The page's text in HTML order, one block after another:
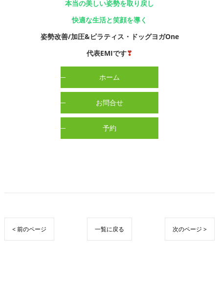
本当の美しい姿勢を取り戻し
快適な生活と笑顔を導く
姿勢改善/加圧&ピラティス・ドッグヨガOne
代表EMIです❣
ホーム
お問合せ
予約
< 前のページ 一覧に戻る 次のページ >